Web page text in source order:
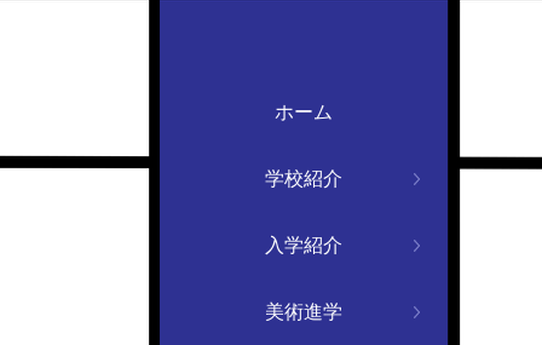
ホーム
学校紹介
入学紹介
美術進学